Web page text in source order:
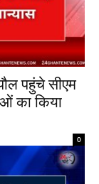
पहुंचे सीएम
का किया
0